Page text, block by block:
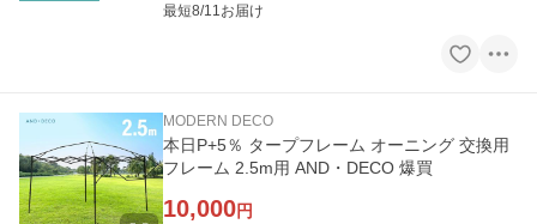
最短8/11お届け
MODERN DECO
本日P+5％ タープフレーム オーニング 交換用
フレーム 2.5m用 AND・DECO 爆買
10,000円